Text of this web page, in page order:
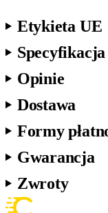
Etykieta UE
Specyfikacja
Opinie
Dostawa
Formy
Gwarancja
Zwroty